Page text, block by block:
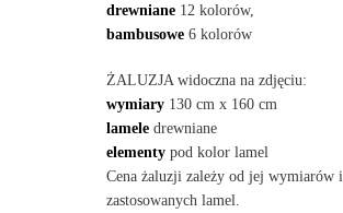
drewniane12 kolorów,
bambusowe6 kolorów
ŻALUZJA widoczna na zdjęciu:
wymiary130 cm x 160 cm
lameledrewniane
elementypod kolor lamel
Cena żaluzji zależy od jej wymiarów i
zastosowanych lamel.